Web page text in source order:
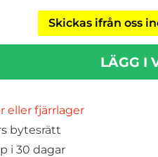
Skickas ifrån oss
LÄGG I
eller fjärrlager
bytesrätt
i 30 dagar